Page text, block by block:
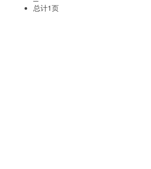
总计1页